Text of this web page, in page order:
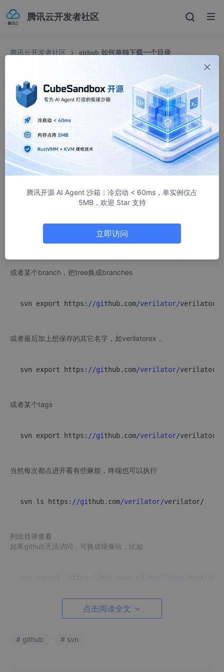
腾讯云开发者社区
腾讯云开发者社区 github 如何单独下载一个目录
github 如何单独下载一个目录
yvee
1007人浏览 · 2023-12-12 10:33:48
有时在github上不想checkout一整个项目，只想下载下来一个目
录，或者单独一个文件，这时可以尝试下svn，
如果没有这个命令，安装下subversion。
比如下载下verilator的示例目录，
https://github.com/verilator/verilator/tree/master/examples
把tree/master换成trunk，执行
//github.com
或者某个branch，把tree换成branches
svn export https: //gi thub.com/verilator/verilator
或者最后加上想保存的其它名字，如verilatorex，
svn export https: //gi thub.com/verilator/verilator
或者某个tags
svn export https: //gi thub.com/verilator/verilator
当然每次都点进开看有些麻烦，终端也可以执行
svn ls https: //gi thub.com/verilator/
列出目录查看
如果github无法访问，可换成镜像站，比如
逐步被封，暂时可用，自行尝试。
点击阅读全文
# github # svn
腾讯开源 AI Agent 沙箱：冷启动 < 60ms，单实例仅占
5MB，欢迎 Star 支持
立即访问